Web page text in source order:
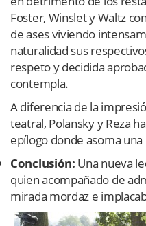
Foster, Winslet y Waltz
de ases viviendo
naturalidad sus
respeto y decidida
contempla.
A diferencia de la
teatral, Polansky y Reza
epílogo donde asoma
Conclusión: Una nueva
quien acompañado de
mirada mordaz e